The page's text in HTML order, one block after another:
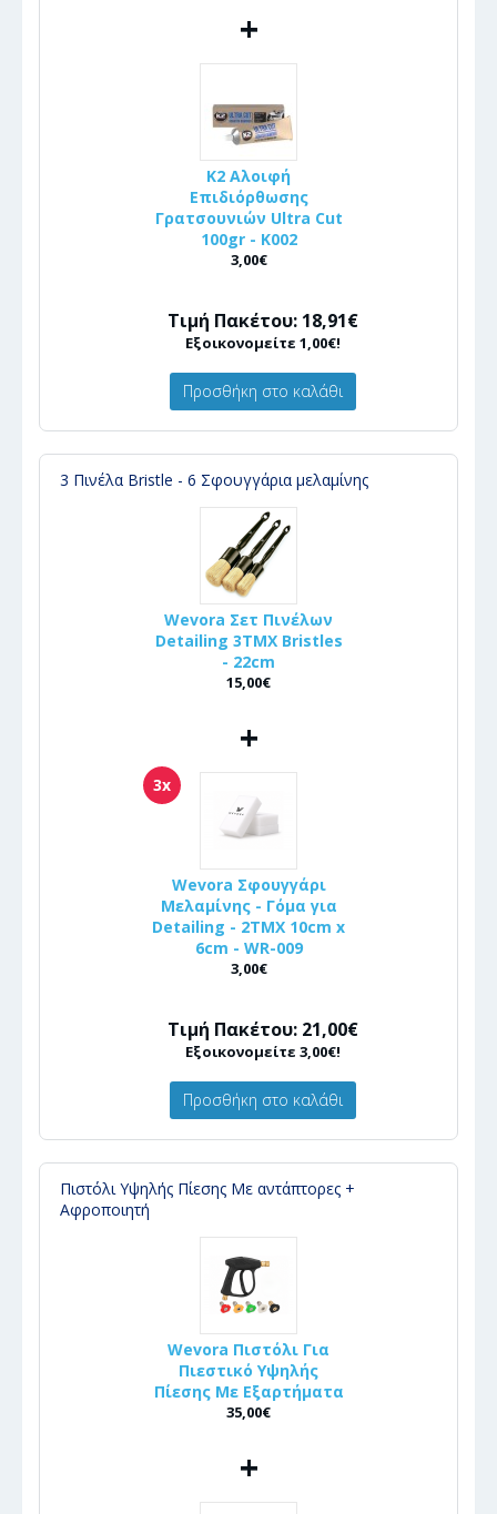
+
K2 Αλοιφή
Επιδιόρθωσης
Γρατσουνιών Ultra Cut
100gr - Κ002
3,00€
Τιμή Πακέτου: 18,91€
Εξοικονομείτε 1,00€!
Προσθήκη στο καλάθι
3 Πινέλα Bristle - 6 Σφουγγάρια μελαμίνης
Wevora Σετ Πινέλων
Detailing 3ΤΜΧ Bristles
- 22cm
15,00€
+
3x
Wevora Σφουγγάρι
Μελαμίνης - Γόμα για
Detailing - 2ΤΜΧ 10cm x
6cm - WR-009
3,00€
Τιμή Πακέτου: 21,00€
Εξοικονομείτε 3,00€!
Προσθήκη στο καλάθι
Πιστόλι Υψηλής Πίεσης Με αντάπτορες +
Αφροποιητή
Wevora Πιστόλι Για
Πιεστικό Υψηλής
Πίεσης Με Εξαρτήματα
35,00€
+